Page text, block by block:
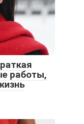
работы,